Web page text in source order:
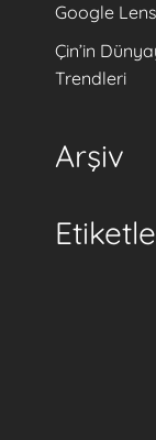
Google Lens
Çin’in
Trendleri
Arşiv